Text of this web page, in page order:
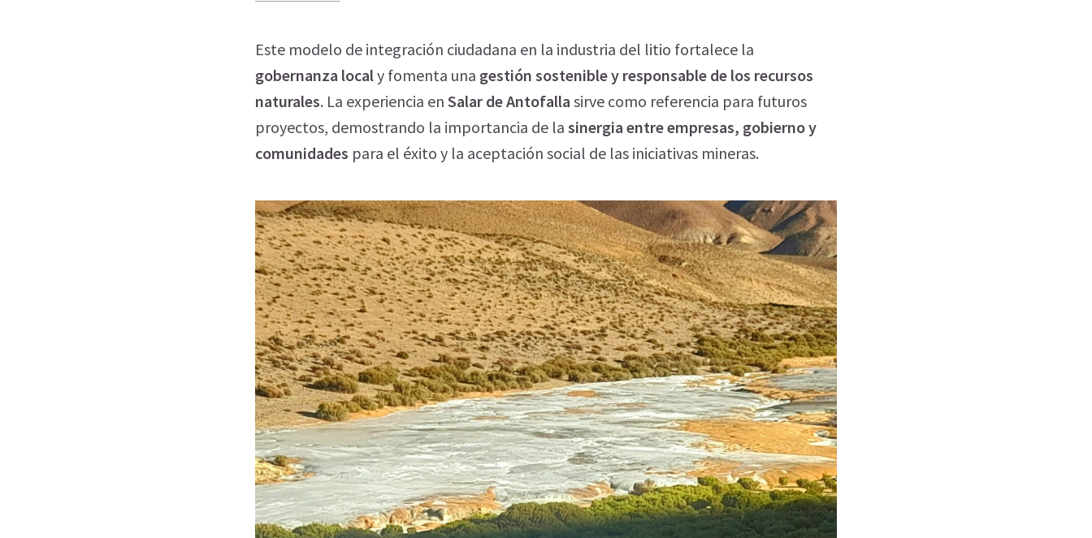
Este modelo de integración ciudadana en la industria del litio fortalece la
gobernanza localy fomenta una gestión sostenible y responsable de los recursos
naturales. La experiencia en Salar de Antofalla sirve como referencia para futuros
proyectos, demostrando la importancia de la sinergia entre empresas, gobierno y
comunidades para el éxito y la aceptación social de las iniciativas mineras.